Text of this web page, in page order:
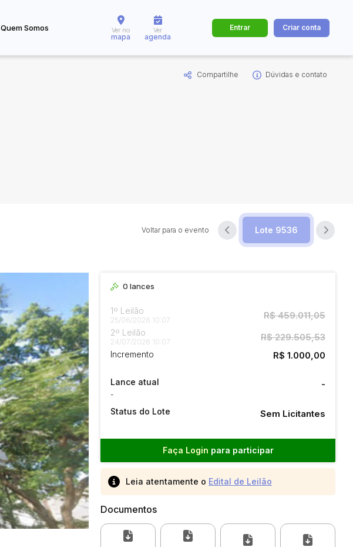
Cidade
Quem Somos Ver no
mapa
Ver
agenda
Entrar Criar conta
Compartilhe Dúvidas e contato
Voltar para o evento
0 lances
1º Leilão
25/06/2026 10:07 R$ 459.011,05
2º Leilão
24/07/2026 10:07 R$ 229.505,53
Incremento R$ 1.000,00
Lance atual
-
-
Status do Lote Sem Licitantes
Faça Login para participar
Leia atentamente o Edital de Leilão
Documentos